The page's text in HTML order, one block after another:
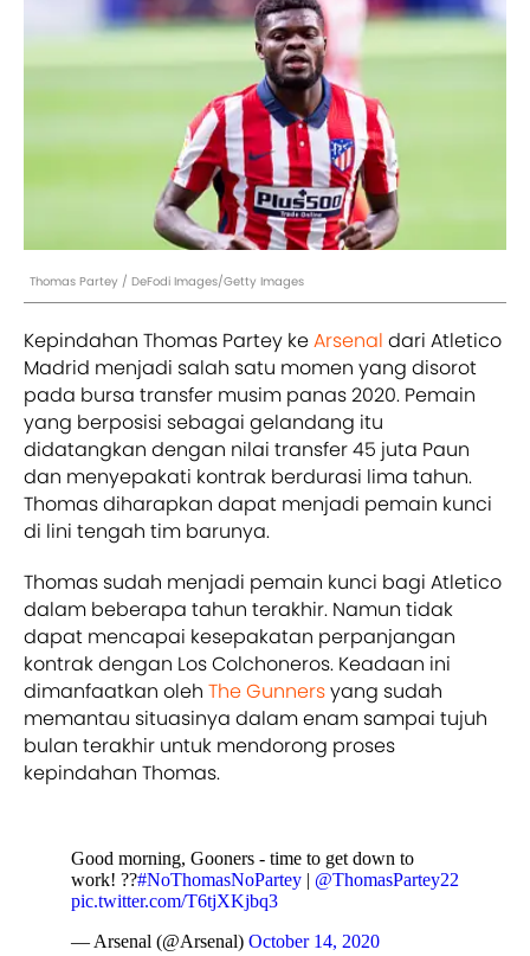
Thomas Partey / DeFodi Images/Getty Images
Kepindahan Thomas Partey keArsenal dari Atletico
Madrid menjadi salah satu momen yang disorot
pada bursa transfer musim panas 2020. Pemain
yang berposisi sebagai gelandang itu
didatangkan dengan nilai transfer 45 juta Paun
dan menyepakati kontrak berdurasi lima tahun.
Thomas diharapkan dapat menjadi pemain kunci
di lini tengah tim barunya.
Thomas sudah menjadi pemain kunci bagi Atletico
dalam beberapa tahun terakhir. Namun tidak
dapat mencapai kesepakatan perpanjangan
kontrak dengan Los Colchoneros. Keadaan ini
dimanfaatkan oleh The Gunnersyang sudah
memantau situasinya dalam enam sampai tujuh
bulan terakhir untuk mendorong proses
kepindahan Thomas.
Good morning, Gooners - time to get down to
work! ??#NoThomasNoPartey | @ThomasPartey22
pic.twitter.com/T6tjXKjbq3
— Arsenal (@Arsenal) October 14, 2020